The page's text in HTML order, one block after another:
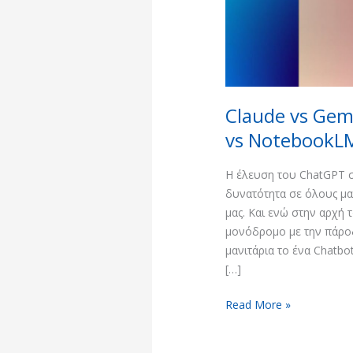
Claude vs
vs
Η έλευση του ChatGPT
δυνατότητα σε όλους
μας. Και ενώ στην αρχή
μονόδρομο με την
μανιτάρια το ένα
[…]
σύγκριση
Read More »